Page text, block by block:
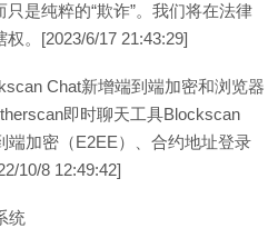
是纯粹的“欺诈”。我们将在法律
。[2023/6/17 21:43:29]
Chat新增端到端加密和浏览器
即时聊天工具Blockscan
端加密（E2EE）、合约地址登录
10/8 12:49:42]
统